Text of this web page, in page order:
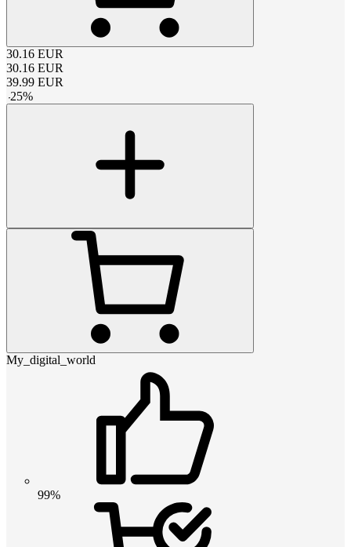
30.16 EUR
30.16 EUR
39.99 EUR
-25%
My_digital_world
99%